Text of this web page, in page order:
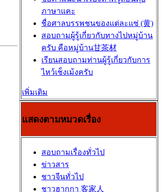
ภาษาแคะ
ชื่อศาลบรรพชนของแต่ละแซ่ (黄)
สอบถามผู้รู้เกี่ยวกับทางไปหมู่บ้าน
ครับ คือหมู่บ้าน甘茶材
เรียนสอบถามท่านผู้รู้เกี่ยวกับการ
ไหว้เช็งเม้งครับ
เพิ่มเติม
แสดงตามหมวดเรื่อง
สอบถามเรื่องทั่วไป
ข่าวสาร
ชาวจีนทั่วไป
ชาวฮากกา 客家人